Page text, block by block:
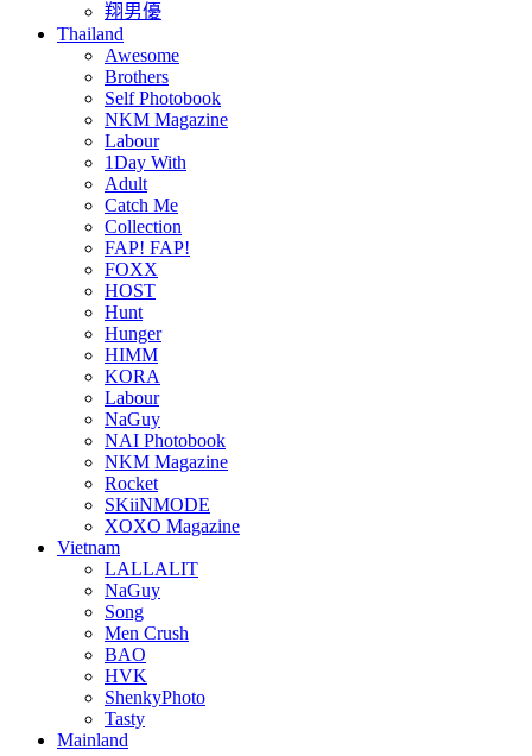
翔男優
Thailand
Awesome
Brothers
Self Photobook
NKM Magazine
Labour
1Day With
Adult
Catch Me
Collection
FAP! FAP!
FOXX
HOST
Hunt
Hunger
HIMM
KORA
Labour
NaGuy
NAI Photobook
NKM Magazine
Rocket
SKiiNMODE
XOXO Magazine
Vietnam
LALLALIT
NaGuy
Song
Men Crush
BAO
HVK
ShenkyPhoto
Tasty
Mainland